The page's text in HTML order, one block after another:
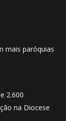
mais paróquias
2.600
na Diocese